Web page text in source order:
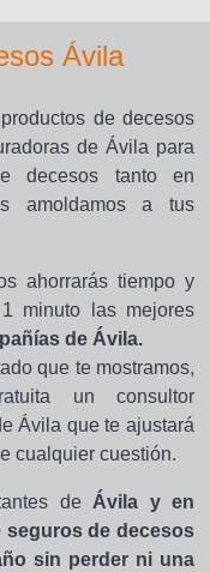
Ávila
de decesos
de Ávila para
decesos tanto en
amoldamos a tus
ahorrarás tiempo y
minuto las mejores
de Ávila.
que te mostramos,
un consultor
Ávila que te ajustará
cualquier cuestión.
de Ávila y en
seguros de decesos
sin perder ni una